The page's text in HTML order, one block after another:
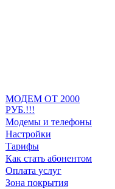
МОДЕМ ОТ 2000
РУБ.!!!
Модемы и телефоны
Настройки
Тарифы
Как стать абонентом
Оплата услуг
Зона покрытия